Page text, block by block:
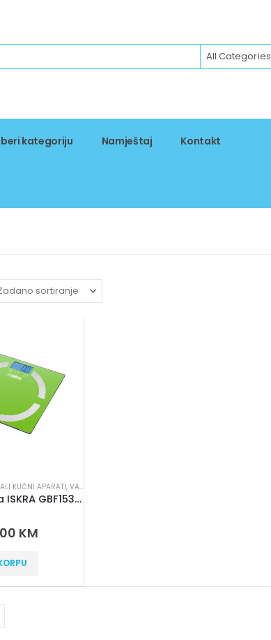
All Categories
kategoriju Namještaj Kontakt
KUĆNI APARATI, VAGE
Tjelesna vaga ISKRA GBF1530-GR
KM